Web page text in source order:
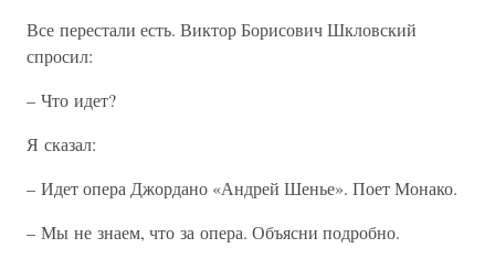
Все перестали есть. Виктор Борисович Шкловский
спросил:
– Что идет?
Я сказал:
– Идет опера Джордано «Андрей Шенье». Поет Монако.
– Мы не знаем, что за опера. Объясни подробно.